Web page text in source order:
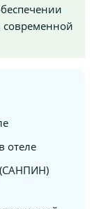
современной
отеле